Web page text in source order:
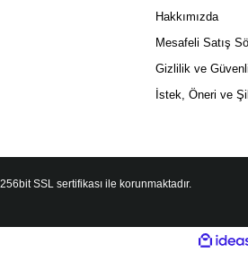
Hakkımızda
Mesafeli Satış
Gizlilik ve
İstek, Öneri ve
SSL sertifikası ile korunmaktadır.